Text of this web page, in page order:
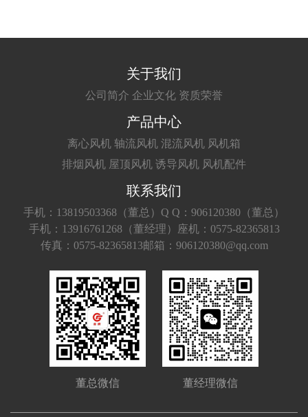
关于我们
公司简介 企业文化 资质荣誉
产品中心
离心风机 轴流风机 混流风机 风机箱
排烟风机 屋顶风机 诱导风机 风机配件
联系我们
手机：13819503368（董总） Q Q：906120380（董总）
手机：13916761268（董经理）
座机：0575-82365813
传真：0575-82365813邮箱：906120380@qq.com
董总微信 董经理微信